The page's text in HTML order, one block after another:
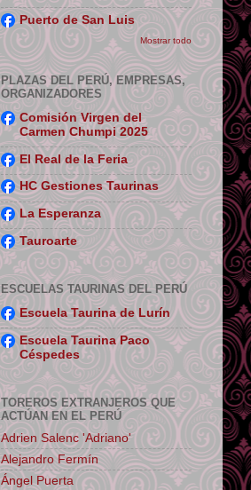
Puerto de San Luis
Mostrar todo
PLAZAS DEL PERÚ, EMPRESAS,
ORGANIZADORES
Comisión Virgen del
Carmen Chumpi 2025
El Real de la Feria
HC Gestiones Taurinas
La Esperanza
Tauroarte
ESCUELAS TAURINAS DEL PERÚ
Escuela Taurina de Lurín
Escuela Taurina Paco
Céspedes
TOREROS EXTRANJEROS QUE
ACTÚAN EN EL PERÚ
Adrien Salenc 'Adriano'
Alejandro Fermín
Ángel Puerta